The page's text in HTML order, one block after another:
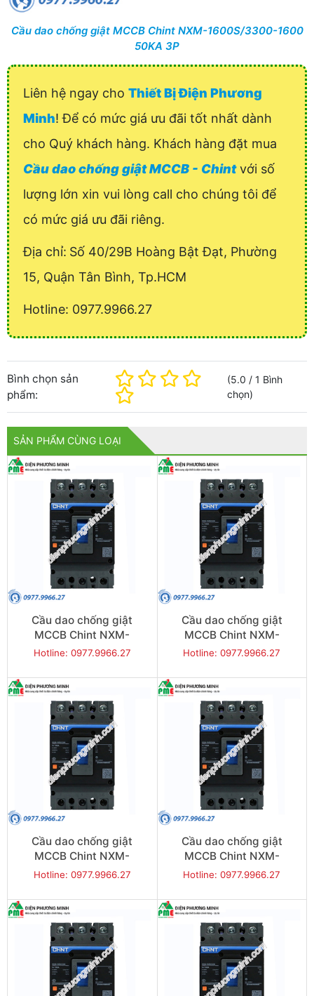
Cầu dao chống giật MCCB Chint NXM-1600S/3300-1600
50KA 3P
Liên hệ ngay cho Thiết Bị Điện Phương
Minh! Để có mức giá ưu đãi tốt nhất dành
cho Quý khách hàng. Khách hàng đặt mua
Cầu dao chống giật MCCB - Chintvới số
lượng lớn xin vui lòng call cho chúng tôi để
có mức giá ưu đãi riêng.
Địa chỉ: Số 40/29B Hoàng Bật Đạt, Phường
15, Quận Tân Bình, Tp.HCM
Hotline: 0977.9966.27
Bình chọn sản
phẩm:
(5.0 /1 Bình
chọn)
SẢN PHẨM CÙNG LOẠI
Cầu dao chống giật
MCCB Chint NXM-
125S/3300-25 25KA 3P
Hotline: 0977.9966.27
Cầu dao chống giật
MCCB Chint NXM-
125S/3300-40 25KA 3P
Hotline: 0977.9966.27
Cầu dao chống giật
MCCB Chint NXM-
125S/3300-63 25KA 3P
Hotline: 0977.9966.27
Cầu dao chống giật
MCCB Chint NXM-
125S/3300-80 25KA 3P
Hotline: 0977.9966.27